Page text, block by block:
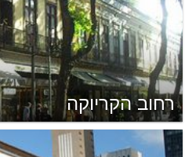
רחוב הקריוקה